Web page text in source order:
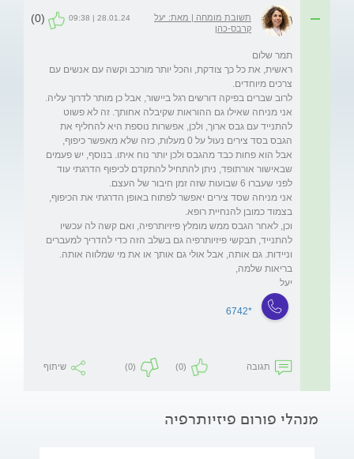
תשובת מומחה | מאת: יעל
קרבס-כהן
28.01.24 | 09:38
(0)
ראשית, את כל כך צודקת, והכל יותר מורכב וקשה עם אנשים עם
אני מניחה שאילו גם ההוראות שקיבלה אחותך. זה לא פשוט
להתנייד עם גבס ארוך, ולכן, אפשרות נוספת היא להחליף את
הגבס בסד צירים נעול על 0 מעלות, כזה שלא מאפשר כיפוף,
אבל הוא פחות כבד מהגבס ולכן יותר נוח איתו. בנוסף, יש פעמים
שבאישור אורתופד, ניתן להתחיל להתקדם לכיפוף הדרגתי עוד
אני מניחה שסד צירים יאפשר לפתוח באופן הדרגתי את הכיפוף,
וכן, לאחר הגבס ממש מומלץ פיזיותרפיה, ואם קשה לה עכשיו
להתנייד, תבקשי פיזיותרפיה גם בשלב הזה כדי להדריך למעברים
יעל
*6742
תגובה (0)
(0) שיתוף
מנהלי פורום פיזיותרפיה